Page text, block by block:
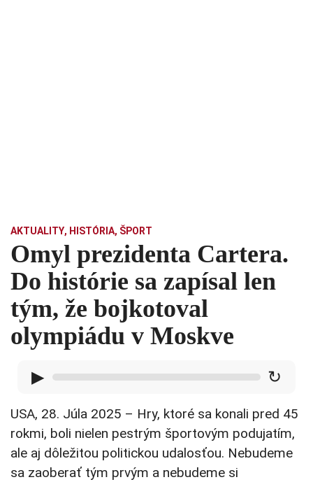
AKTUALITY, HISTÓRIA, ŠPORT
Omyl prezidenta Cartera.
Do histórie sa zapísal len
tým, že bojkotoval
olympiádu v Moskve
▶ ↻
USA, 28. Júla 2025 – Hry, ktoré sa konali pred 45
rokmi, boli nielen pestrým športovým podujatím,
ale aj dôležitou politickou udalosťou. Nebudeme
sa zaoberať tým prvým a nebudeme si